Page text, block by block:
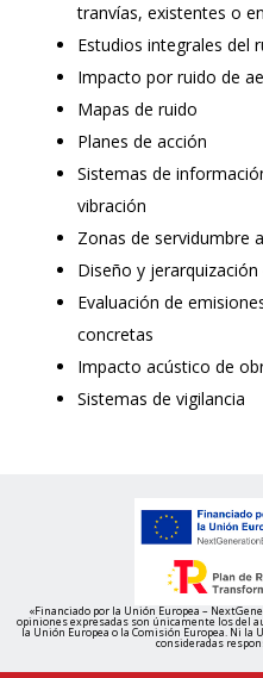
tranvías, existentes o
Estudios integrales del
Impacto por ruido de
Mapas de ruido
Planes de acción
Sistemas de
vibración
Zonas de servidumbre
Diseño y
Evaluación de
concretas
Impacto acústico de
Sistemas de vigilancia
«Financiado por la Unión Europea –
opiniones expresadas son únicamente los del
la Unión Europea o la Comisión Europea. Ni la
consideradas